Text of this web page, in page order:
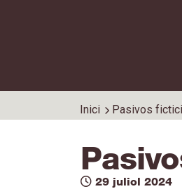
Inici Pasivos
29 juliol 2024